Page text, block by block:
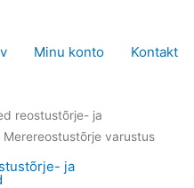
Minu konto Kontakt
reostustõrje- ja
Merereostustõrje varustus
ja